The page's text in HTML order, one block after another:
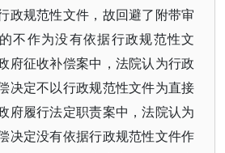
政规范性文件，故回避了附带审
不作为没有依据行政规范性文
府征收补偿案中，法院认为行政
决定不以行政规范性文件为直接
府履行法定职责案中，法院认为
决定没有依据行政规范性文件作